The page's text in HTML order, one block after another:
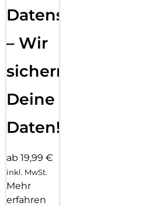
Datensicherung
– Wir
sichern
Deine
Daten!
ab 19,99 €
inkl. MwSt.
Mehr
erfahren